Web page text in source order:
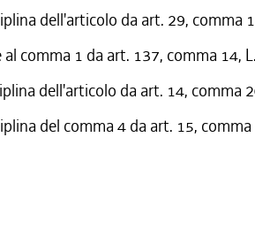
dell'articolo da art. 29, comma
comma 1 da art. 137, comma 14,
dell'articolo da art. 14, comma
del comma 4 da art. 15,